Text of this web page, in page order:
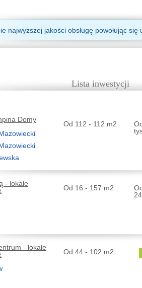
najwyższej jakości obsługę powołując
Lista inwestycji
Domy
Od 112 - 112 m2
- lokale
Od 16 - 157 m2
- lokale
Od 44 - 102 m2